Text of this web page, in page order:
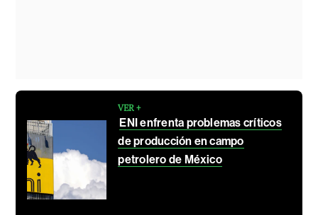
VER +
ENI enfrenta problemas críticos
de producción en campo
petrolero de México